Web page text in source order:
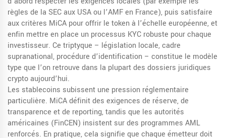
règles de la SEC aux USA ou l’AMF en France), puis satisfaire
aux critères MiCA pour offrir le token à l’échelle européenne, et
enfin mettre en place un processus KYC robuste pour chaque
investisseur. Ce triptyque – législation locale, cadre
supranational, procédure d’identification – constitue le modèle
type que l’on retrouve dans la plupart des dossiers juridiques
crypto aujourd’hui.
Les stablecoins subissent une pression réglementaire
particulière. MiCA définit des exigences de réserve, de
transparence et de reporting, tandis que les autorités
américaines (FinCEN) insistent sur des programmes AML
renforcés. En pratique, cela signifie que chaque émetteur doit